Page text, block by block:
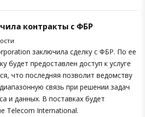
контракты с ФБР
заключила сделку с ФБР. По ее
будет предоставлен доступ к услуге
что последняя позволит ведомству
связь при решении задач
и данных. В поставках будет
Telecom International.